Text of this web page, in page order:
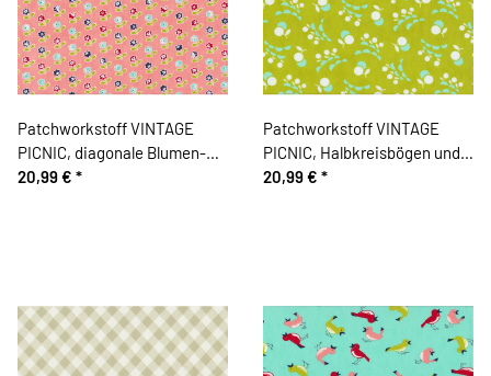
Patchworkstoff VINTAGE
PICNIC, diagonale Blumen-
Streifen, helles lachsrot-
20,99 € *
Patchworkstoff VINTAGE
PICNIC, Halbkreisbögen und
Kugel-Kirschen, limette-
20,99 € *